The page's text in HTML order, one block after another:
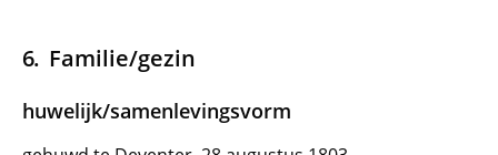
Familie/gezin
huwelijk/samenlevingsvorm